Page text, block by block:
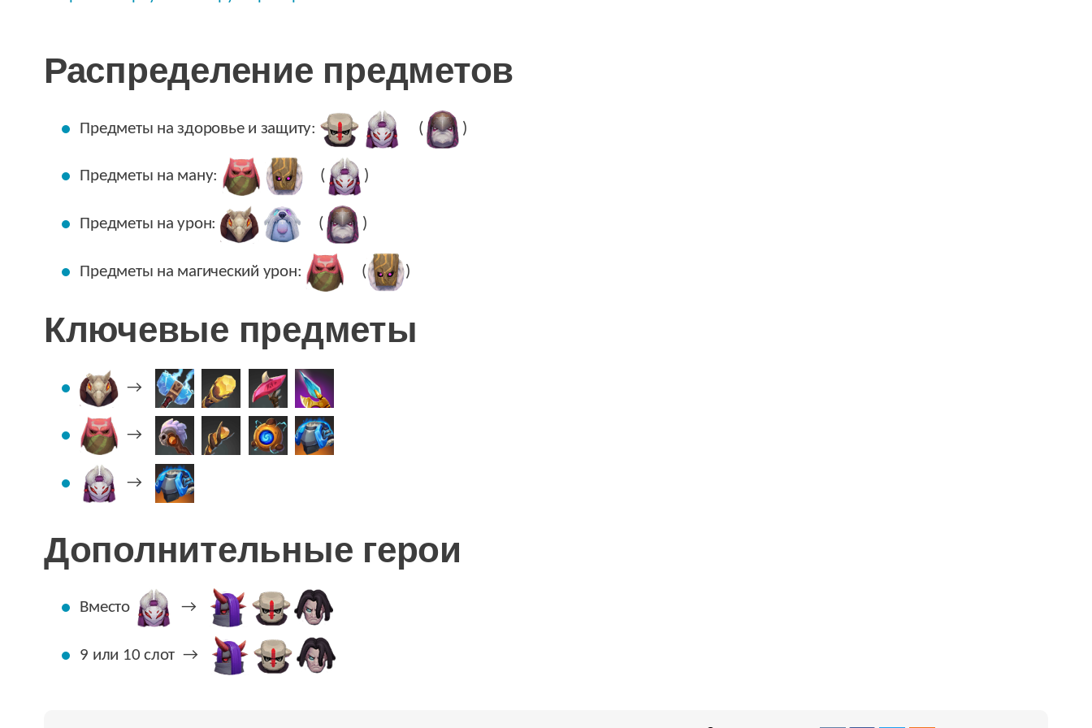
Распределение предметов
Предметы на здоровье и защиту: ( )
Предметы на ману: ( )
Предметы на урон: ( )
Предметы на магический урон: ( )
Ключевые предметы
→
→
→
Дополнительные герои
Вместо →
9 или 10 слот →